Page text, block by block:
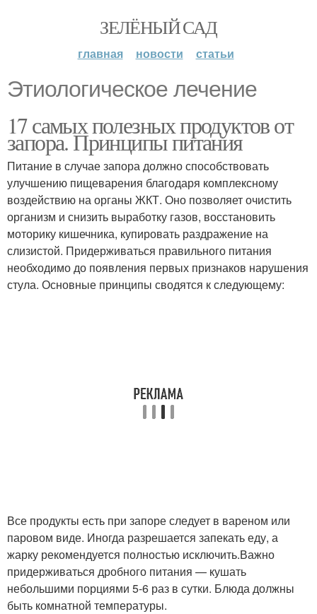
ЗЕЛЁНЫЙ САД
главная новости статьи
Этиологическое лечение
17 самых полезных продуктов от
запора. Принципы питания
Питание в случае запора должно способствовать
улучшению пищеварения благодаря комплексному
воздействию на органы ЖКТ. Оно позволяет очистить
организм и снизить выработку газов, восстановить
моторику кишечника, купировать раздражение на
слизистой. Придерживаться правильного питания
необходимо до появления первых признаков нарушения
стула. Основные принципы сводятся к следующему:
Все продукты есть при запоре следует в вареном или
паровом виде. Иногда разрешается запекать еду, а
жарку рекомендуется полностью исключить.Важно
придерживаться дробного питания — кушать
небольшими порциями 5-6 раз в сутки. Блюда должны
быть комнатной температуры.